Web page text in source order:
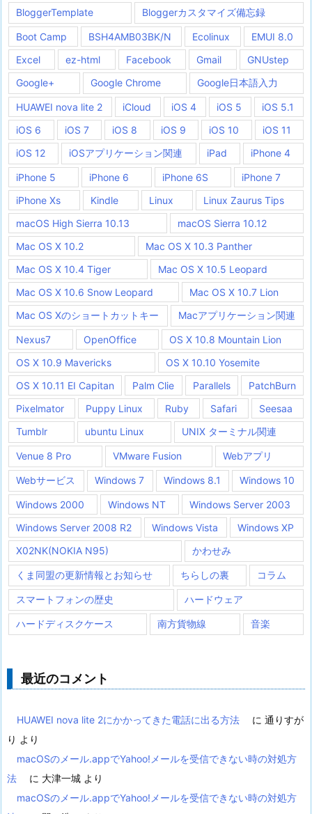
BloggerTemplate
Bloggerカスタマイズ備忘録
Boot Camp BSH4AMB03BK/N Ecolinux
EMUI 8.0
Excel
ez-html Facebook Gmail
GNUstep
Google+
Google Chrome Google日本語入力
HUAWEI nova lite 2 iCloud iOS 4 iOS 5
iOS 5.1
iOS 6
iOS 7 iOS 8 iOS 9 iOS 10
iOS 11
iOS 12
iOSアプリケーション関連 iPad iPhone 4
iPhone 5 iPhone 6 iPhone 6S
iPhone 7
iPhone Xs
Kindle Linux
Linux Zaurus Tips
macOS High Sierra 10.13
macOS Sierra 10.12
Mac OS X 10.2
Mac OS X 10.3 Panther
Mac OS X 10.4 Tiger
Mac OS X 10.5 Leopard
Mac OS X 10.6 Snow Leopard
Mac OS X 10.7 Lion
Mac OS Xのショートカットキー
Macアプリケーション関連
Nexus7 OpenOffice
OS X 10.8 Mountain Lion
OS X 10.9 Mavericks
OS X 10.10 Yosemite
OS X 10.11 EI Capitan
Palm Clie Parallels
PatchBurn
Pixelmator
Puppy Linux Ruby Safari
Seesaa
Tumblr
ubuntu Linux UNIX ターミナル関連
Venue 8 Pro VMware Fusion Webアプリ
Webサービス Windows 7 Windows 8.1 Windows 10
Windows 2000 Windows NT
Windows Server 2003
Windows Server 2008 R2
Windows Vista
Windows XP
X02NK(NOKIA N95)
かわせみ
くま同盟の更新情報とお知らせ ちらしの裏 コラム
スマートフォンの歴史 ハードウェア
ハードディスクケース 南方貨物線 音楽
最近のコメント
HUAWEI nova lite 2にかかってきた電話に出る方法 に 通りすが
り より
macOSのメール.appでYahoo!メールを受信できない時の対処方
法
に 大津一城 より
macOSのメール.appでYahoo!メールを受信できない時の対処方